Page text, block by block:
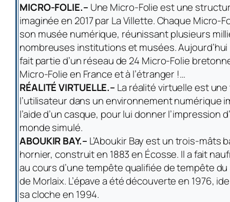
MICRO-FOLIE.– Une Micro-Folie est une
imaginée en 2017 par La Villette. Chaque Micro-
son musée numérique, réunissant plusieurs
nombreuses institutions et musées.
fait partie d’un réseau de 24 Micro-Folie
Micro-Folie en France et à l’étranger !…
RÉALITÉ VIRTUELLE.– La réalité virtuelle est
l’utilisateur dans un environnement numérique
l’aide d’un casque, pour lui donner l’impression
monde simulé.
ABOUKIR BAY.– L’Aboukir Bay est un trois-mâts
hornier, construit en 1883 en Écosse. Il a fait
au cours d’une tempête qualifiée de tempête du
de Morlaix. L’épave a été découverte en 1976,
sa cloche en 1994.